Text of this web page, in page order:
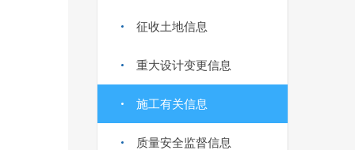
征收土地信息
重大设计变更信息
施工有关信息
质量安全监督信息